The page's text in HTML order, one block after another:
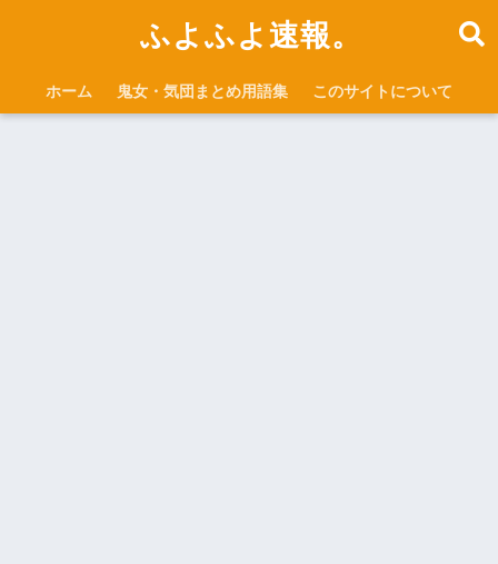
ふよふよ速報。
ホーム 鬼女・気団まとめ用語集 このサイトについて